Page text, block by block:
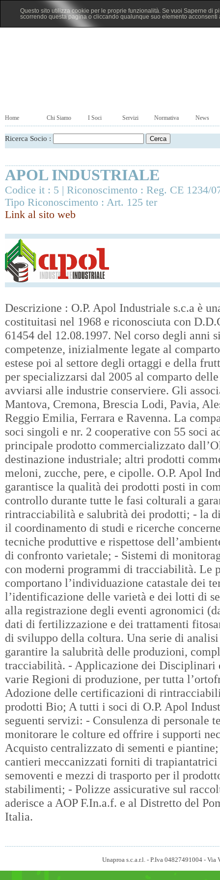
Questo sito utilizza cookie per le proprie funzionalità. Se vuoi Saperne di
scorrendo questa pagina o cliccando qualunque suo elemento acconsenti
Home Chi Siamo I Soci Servizi Normativa News
Ricerca Socio :
APOL INDUSTRIALE
Codice it : 5 | Riconoscimento : Reg. CE 1234/
Tipo Riconoscimento : Art. 125 ter
Link al sito web
Descrizione : O.P. Apol Industriale s.c.a è
costituitasi nel 1968 e riconosciuta con
61454 del 12.08.1997. Nel corso degli anni
competenze, inizialmente legate al
estese poi al settore degli ortaggi e della
per specializzarsi dal 2005 al comparto
avviarsi alle industrie conserviere. Gli
Mantova, Cremona, Brescia Lodi, Pavia,
Reggio Emilia, Ferrara e Ravenna. La
soci singoli e nr. 2 cooperative con 55 soci
principale prodotto commercializzato
destinazione industriale; altri prodotti
meloni, zucche, pere, e cipolle. O.P. Apol
garantisce la qualità dei prodotti posti in
controllo durante tutte le fasi colturali a
rintracciabilità e salubrità dei prodotti; - la
il coordinamento di studi e ricerche
tecniche produttive e rispettose
di confronto varietale; - Sistemi di
con moderni programmi di tracciabilità. Le
comportano l’individuazione catastale dei
l’identificazione delle varietà e dei lotti di
alla registrazione degli eventi agronomici
dati di fertilizzazione e dei trattamenti
di sviluppo della coltura. Una serie di
garantire la salubrità delle produzioni,
tracciabilità. - Applicazione dei Disciplinari
varie Regioni di produzione, per tutta
Adozione delle certificazioni di
prodotti Bio; A tutti i soci di O.P. Apol
seguenti servizi: - Consulenza di personale
monitorare le colture ed offrire i supporti
Acquisto centralizzato di sementi e
cantieri meccanizzati forniti di
semoventi e mezzi di trasporto per il
stabilimenti; - Polizze assicurative sul
aderisce a AOP F.In.a.f. e al Distretto del
Italia.
Unaproa s.c.a.r.l. - P.Iva 04827491004 -